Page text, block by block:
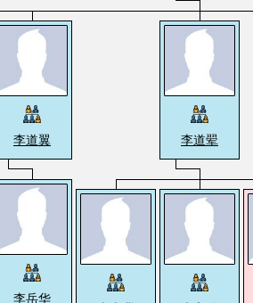
李道翼
李岳华
李道翚